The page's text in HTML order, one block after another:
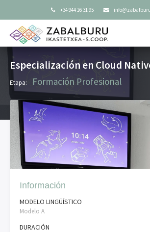
 +34 944 16 31 95 
Especialización en Cloud
Etapa: Formación Profesional
Información
MODELO LINGÜÍSTICO
Modelo A
DURACIÓN